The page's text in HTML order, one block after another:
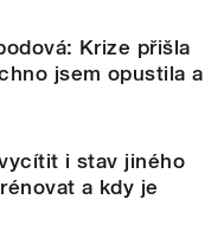
Krize přišla
jsem opustila a
i stav jiného
a kdy je